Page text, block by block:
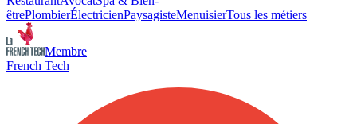
êtrePlombierÉlectricienPaysagisteMenuisierTous les métiers
Membre
French Tech